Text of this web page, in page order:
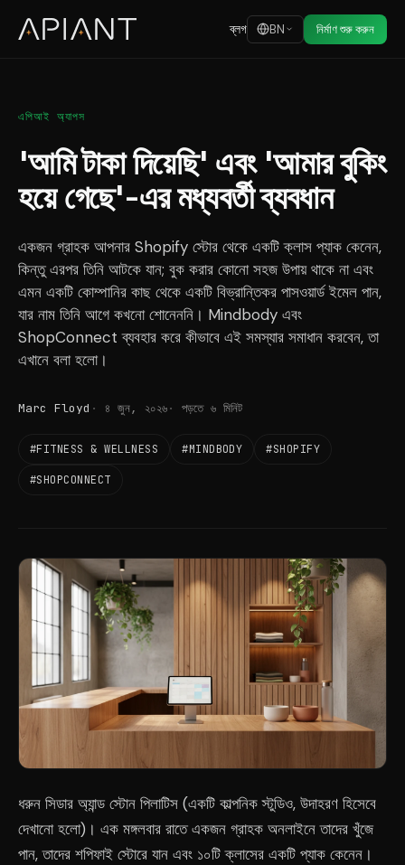
ব্লগ BN নির্মাণ শুরু করুন
এপিআই অ্যাপস
'আমি টাকা দিয়েছি' এবং 'আমার বুকিং
হয়ে গেছে'-এর মধ্যবর্তী ব্যবধান
একজন গ্রাহক আপনার Shopify স্টোর থেকে একটি ক্লাস প্যাক কেনেন,
কিন্তু এরপর তিনি আটকে যান; বুক করার কোনো সহজ উপায় থাকে না এবং
এমন একটি কোম্পানির কাছ থেকে একটি বিভ্রান্তিকর পাসওয়ার্ড ইমেল পান,
যার নাম তিনি আগে কখনো শোনেননি। Mindbody এবং
ShopConnect ব্যবহার করে কীভাবে এই সমস্যার সমাধান করবেন, তা
এখানে বলা হলো।
Marc Floyd ৪ জুন, ২০২৬ পড়তে ৬ মিনিট
#FITNESS & WELLNESS #MINDBODY #SHOPIFY
#SHOPCONNECT
ধরুন সিডার অ্যান্ড স্টোন পিলাটিস (একটি কাল্পনিক স্টুডিও, উদাহরণ হিসেবে
দেখানো হলো)। এক মঙ্গলবার রাতে একজন গ্রাহক অনলাইনে তাদের খুঁজে
পান, তাদের শপিফাই স্টোরে যান এবং ১০টি ক্লাসের একটি প্যাক কেনেন।